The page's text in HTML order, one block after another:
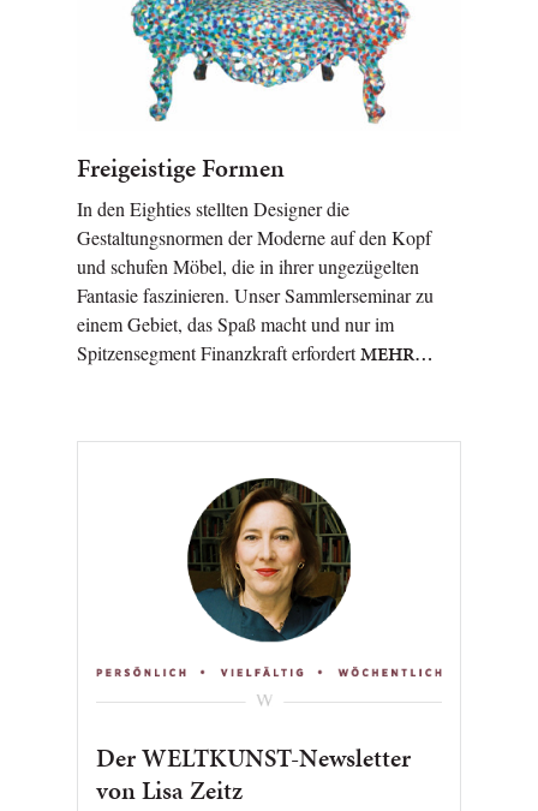
Freigeistige Formen
In den Eighties stellten Designer die
Gestaltungsnormen der Moderne auf den Kopf
und schufen Möbel, die in ihrer ungezügelten
Fantasie faszinieren. Unser Sammlerseminar zu
einem Gebiet, das Spaß macht und nur im
Spitzensegment Finanzkraft erfordertMEHR…
Der WELTKUNST-Newsletter
von Lisa Zeitz